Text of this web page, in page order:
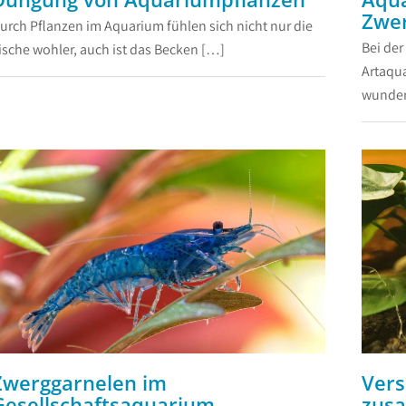
Pflanzen im Aquarium fühlen sich nicht nur die
wohler, auch ist das Becken […]
...
Bei
im